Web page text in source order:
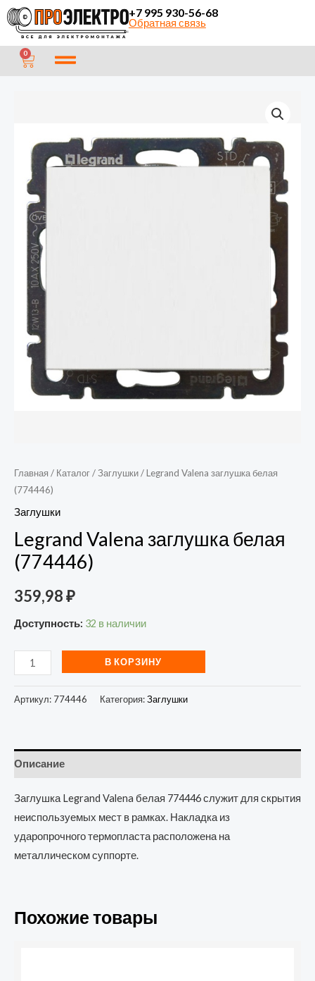
Перейти
содержимому
+7 995 930-56-68
Обратная связь
0 CART
Главная / Каталог/Заглушки/ Legrand Valena заглушка белая
(774446)
Заглушки
Legrand Valena заглушка белая
(774446)
359,98₽
Доступность: 32 в наличии
Valena
заглушка
белая
(774446)
В КОРЗИНУ
Артикул: 774446 Категория:Заглушки
Описание
Заглушка Legrand Valena белая 774446 служит для скрытия
неиспользуемых мест в рамках. Накладка из
ударопрочного термопласта расположена на
металлическом суппорте.
Похожие товары